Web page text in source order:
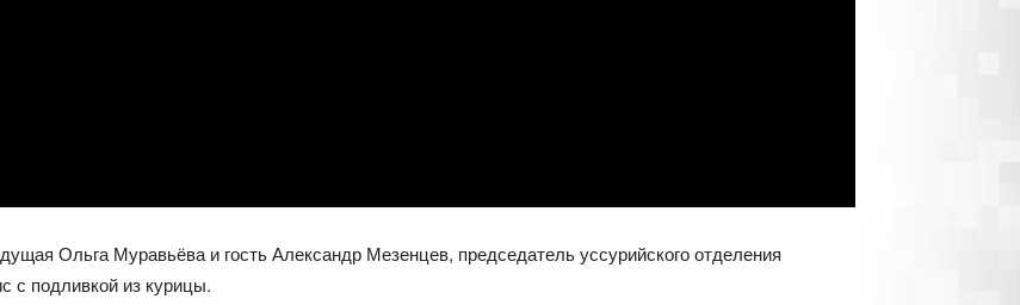
Ольга Муравьёва и гость Александр Мезенцев, председатель уссурийского отделения
с подливкой из курицы.